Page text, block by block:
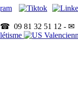
☎ 09 81 32 51 12 - ✉